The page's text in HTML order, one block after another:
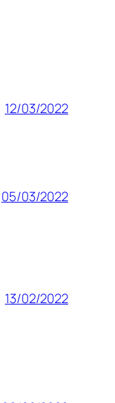
12/03/2022
05/03/2022
13/02/2022